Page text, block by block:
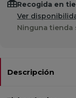
Recogida en
Ver
Ninguna tienda
Descripción